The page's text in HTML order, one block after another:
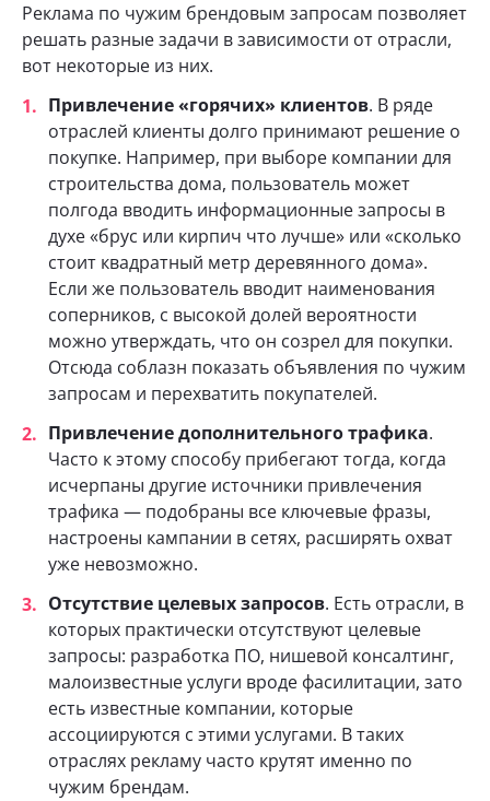
Реклама по чужим брендовым запросам позволяет
решать разные задачи в зависимости от отрасли,
вот некоторые из них.
Привлечение «горячих» клиентов. В ряде
отраслей клиенты долго принимают решение о
покупке. Например, при выборе компании для
строительства дома, пользователь может
полгода вводить информационные запросы в
духе «брус или кирпич что лучше» или «сколько
стоит квадратный метр деревянного дома».
Если же пользователь вводит наименования
соперников, с высокой долей вероятности
можно утверждать, что он созрел для покупки.
Отсюда соблазн показать объявления по чужим
запросам и перехватить покупателей.
Привлечение дополнительного трафика.
Часто к этому способу прибегают тогда, когда
исчерпаны другие источники привлечения
трафика — подобраны все ключевые фразы,
настроены кампании в сетях, расширять охват
уже невозможно.
Отсутствие целевых запросов. Есть отрасли, в
которых практически отсутствуют целевые
запросы: разработка ПО, нишевой консалтинг,
малоизвестные услуги вроде фасилитации, зато
есть известные компании, которые
ассоциируются с этими услугами. В таких
отраслях рекламу часто крутят именно по
чужим брендам.